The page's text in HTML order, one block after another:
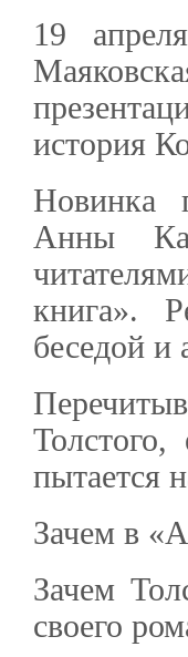
19
история
Новинка
Анны
книга».
беседой и
пытается
Зачем в
Зачем
своего